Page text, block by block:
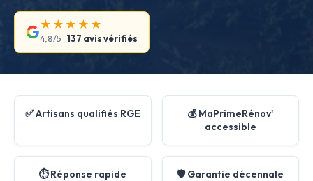
★★★★★
4,8/5 · 137 avis vérifiés
✅ Artisans qualifiés RGE
💰 MaPrimeRénov'
accessible
⏱️ Réponse rapide 🛡️ Garantie décennale